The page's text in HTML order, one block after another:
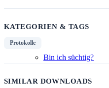
Bin ich süchtig?
KATEGORIEN & TAGS
Protokolle
SIMILAR DOWNLOADS